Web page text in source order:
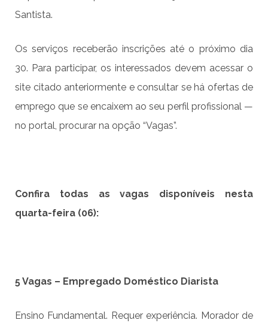
Santista.
Os serviços receberão inscrições até o próximo dia
30. Para participar, os interessados devem acessar o
site citado anteriormente e consultar se há ofertas de
emprego que se encaixem ao seu perfil profissional —
no portal, procurar na opção “Vagas”.
Confira todas as vagas disponíveis nesta
quarta-feira (06):
5 Vagas – Empregado Doméstico Diarista
Ensino Fundamental. Requer experiência. Morador de